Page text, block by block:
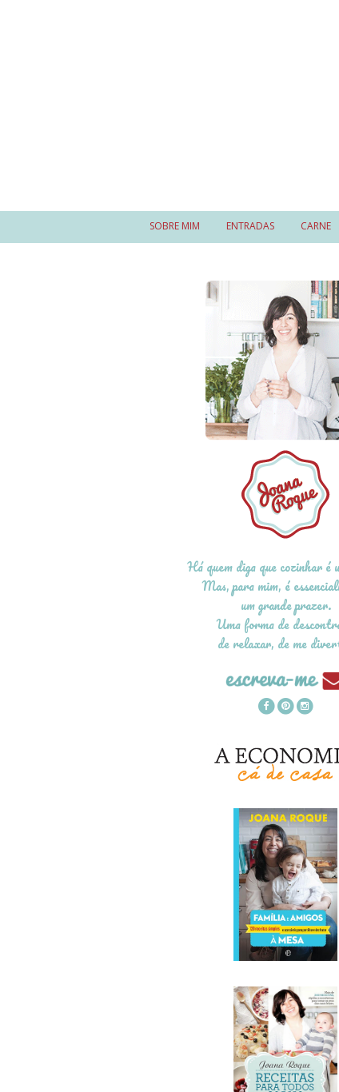
SOBRE MIM ENTRADAS CARNE
Há quem diga que cozinhar é
Mas, para mim, é
um grande prazer.
Uma forma de
de relaxar, de me